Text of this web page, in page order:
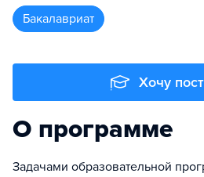
бакалавриат
Хочу
О программе
Задачами образовательной